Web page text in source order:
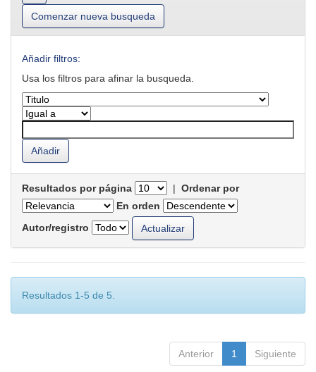
Comenzar nueva busqueda
Añadir filtros:
Usa los filtros para afinar la busqueda.
Resultados por página | Ordenar por
En orden
Autor/registro
Resultados 1-5 de 5.
Anterior 1 Siguiente